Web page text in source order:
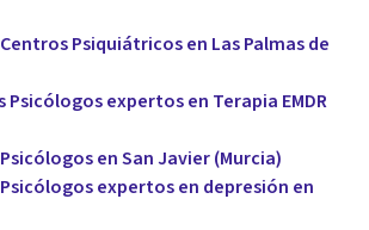
Psiquiátricos en Las Palmas de
Psicólogos expertos en Terapia EMDR
en San Javier (Murcia)
expertos en depresión en